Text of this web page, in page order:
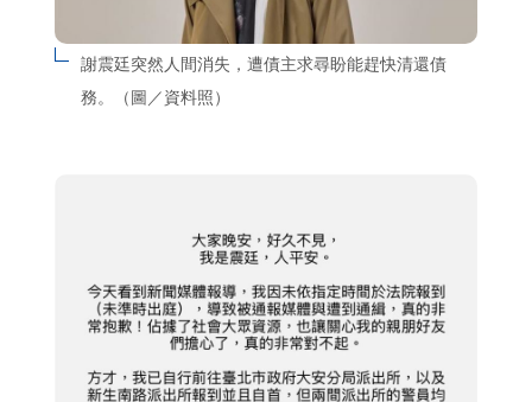
謝震廷突然人間消失，遭債主求尋盼能趕快清還債
務。（圖／資料照）